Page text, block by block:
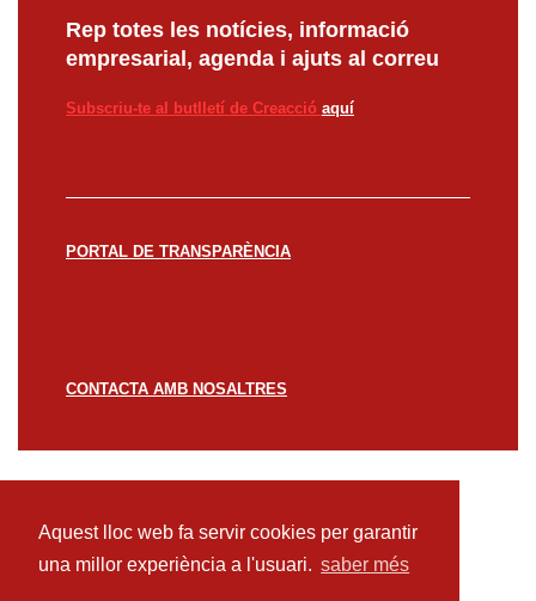
Aquest lloc web fa servir cookies per garantir
una millor experiència a l'usuari. saber més
Rep totes les notícies, informació
empresarial, agenda i ajuts al correu
Subscriu-te al butlletí de Creacció aquí
PORTAL DE TRANSPARÈNCIA
CONTACTA AMB NOSALTRES